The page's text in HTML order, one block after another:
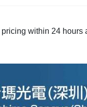
within 24